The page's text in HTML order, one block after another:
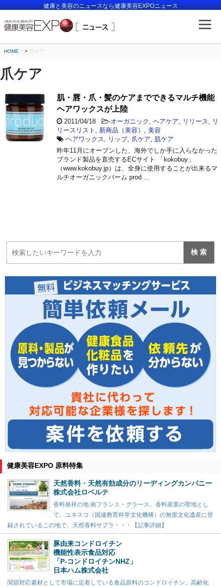
健康と美容のニュースなら健康美容EXPOニュース
HOME > 爪ケア
爪ケア
肌・唇・爪・髪のケアまでできるマルチ機能
ヘアワックスが上陸
2011/04/18 -オーガニック ヘアケア リリース
リ
リースリスト
新商品（美容）
美容
ヘアワックス
リップ, 爪ケア
肌ケア
昨年11月にオープンした、海外でしか手に入らなかった
ブランド製品を直売するECサイト 「kokobuy」
（www.kokobuy.jp）は、全身に使用することが出来るマ
ルチオーガニックバーム prod …
健康美容EXPO 原料特集
天然香料・天然有効成分のリーディングカンパニー
株式会社ロベルテ
香料発祥の地 南フランス・グラース。香料産業の聖地とし
て、ユネスコ（国連教育科学文化機構）の無形文化遺産に登
録されているこの地で、天然香料サプラ・・・【記事詳細】
豚由来コンドロイチン
機能性表示食品対応
「P-コンドロイチンNHZ」
日本ハム株式会社
関節対応素材として市場に定着している食品原料のコンドロイチン。高齢化